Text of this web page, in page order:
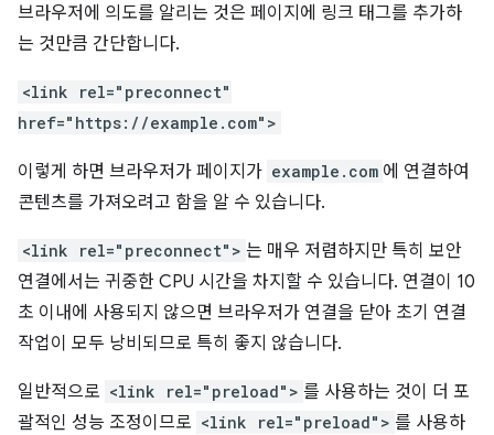
브라우저에 의도를 알리는 것은 페이지에 링크 태그를 추가하
는 것만큼 간단합니다.
<link rel="preconnect"
href="https://example.com">
이렇게 하면 브라우저가 페이지가 example.com 에 연결하여
콘텐츠를 가져오려고 함을 알 수 있습니다.
<link rel="preconnect"> 는 매우 저렴하지만 특히 보안
연결에서는 귀중한 CPU 시간을 차지할 수 있습니다. 연결이 10
초 이내에 사용되지 않으면 브라우저가 연결을 닫아 초기 연결
작업이 모두 낭비되므로 특히 좋지 않습니다.
일반적으로 <link rel="preload"> 를 사용하는 것이 더 포
괄적인 성능 조정이므로 <link rel="preload"> 를 사용하